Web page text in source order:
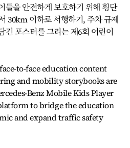
들을 안전하게 보호하기 위해 횡단
30km 이하로 서행하기, 주차 규제
긴 포스터를 그리는 제6회 어린이
to-face education content
and mobility storybooks are
Benz Mobile Kids Player
to bridge the education
and expand traffic safety